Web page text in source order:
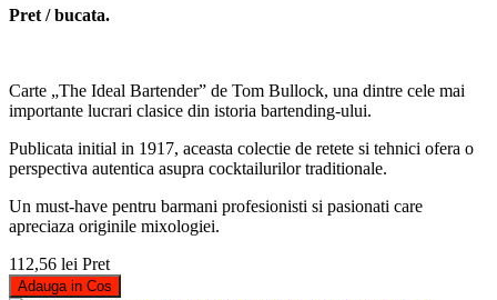
Pret / bucata.
Carte „The Ideal Bartender” de Tom Bullock, una dintre cele mai
importante lucrari clasice din istoria bartending-ului.
Publicata initial in 1917, aceasta colectie de retete si tehnici ofera o
perspectiva autentica asupra cocktailurilor traditionale.
Un must-have pentru barmani profesionisti si pasionati care
apreciaza originile mixologiei.
112,56 lei Pret
Adauga in Cos